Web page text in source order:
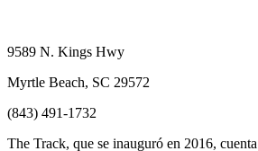
9589 N. Kings Hwy
Myrtle Beach, SC 29572
(843) 491-1732
The Track, que se inauguró en 2016,